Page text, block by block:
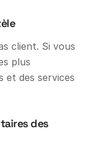
client. Si vous
plus
et des services
des